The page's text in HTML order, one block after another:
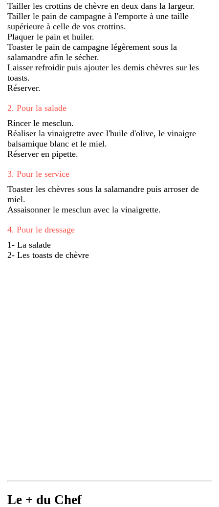
Tailler les crottins de chèvre en deux dans la largeur.
Tailler le pain de campagne à l'emporte à une taille
supérieure à celle de vos crottins.
Plaquer le pain et huiler.
Toaster le pain de campagne légèrement sous la
salamandre afin le sécher.
Laisser refroidir puis ajouter les demis chèvres sur les
toasts.
Réserver.
2. Pour la salade
Rincer le mesclun.
Réaliser la vinaigrette avec l'huile d'olive, le vinaigre
balsamique blanc et le miel.
Réserver en pipette.
3. Pour le service
Toaster les chèvres sous la salamandre puis arroser de
miel.
Assaisonner le mesclun avec la vinaigrette.
4. Pour le dressage
1- La salade
2- Les toasts de chèvre
Le + du Chef